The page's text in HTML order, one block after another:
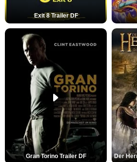
Exit 8 Trailer DF
Gran Torino Trailer DF